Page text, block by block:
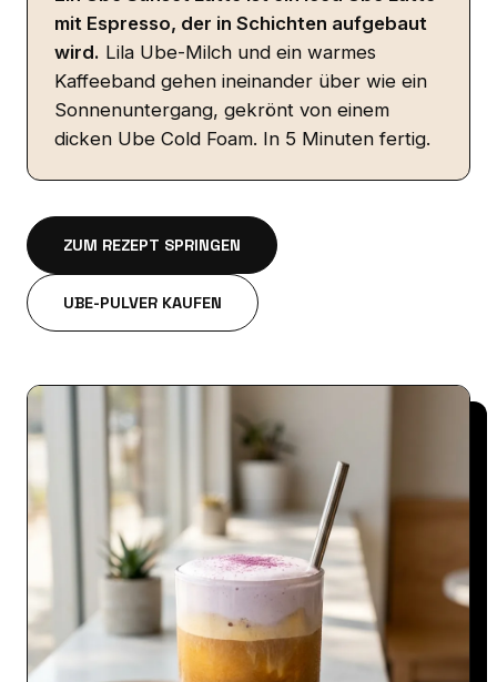
mit Espresso, der in Schichten aufgebaut
wird. Lila Ube-Milch und ein warmes
Kaffeeband gehen ineinander über wie ein
Sonnenuntergang, gekrönt von einem
dicken Ube Cold Foam. In 5 Minuten fertig.
ZUM REZEPT SPRINGEN
UBE-PULVER KAUFEN